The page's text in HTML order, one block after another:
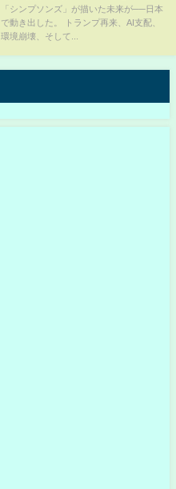
「シンプソンズ」が描いた未来が──日本
で動き出した。 トランプ再来、AI支配、
環境崩壊、そして...